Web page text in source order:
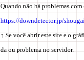
Quando não há problemas
https://downdetector.jp/
↑ Se você abrir este site e o
da ou problema no servidor.